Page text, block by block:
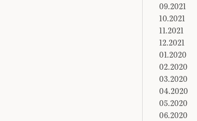
09.2021
10.2021
11.2021
12.2021
01.2020
02.2020
03.2020
04.2020
05.2020
06.2020